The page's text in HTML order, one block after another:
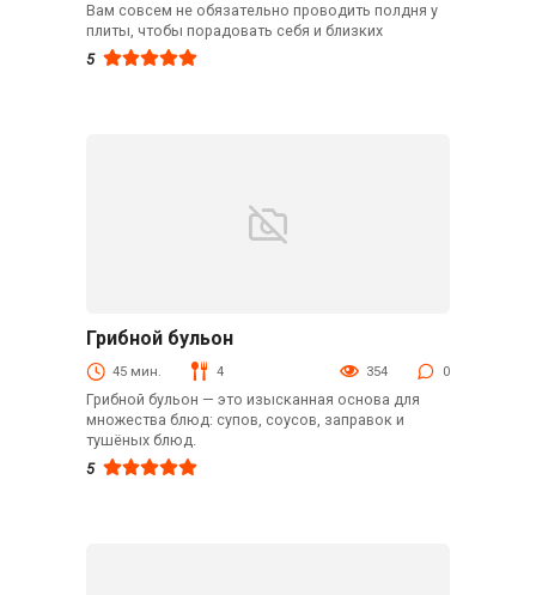
Вам совсем не обязательно проводить полдня у
плиты, чтобы порадовать себя и близких
5
Грибной бульон
45 мин. 4 354 0
Грибной бульон — это изысканная основа для
множества блюд: супов, соусов, заправок и
тушёных блюд.
5